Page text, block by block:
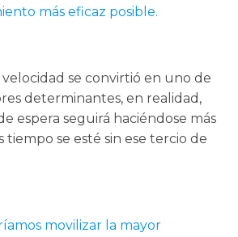
más eficaz posible.
se convirtió en uno de
determinantes, en realidad,
espera seguirá haciéndose más
tiempo se esté sin ese tercio de
movilizar la mayor